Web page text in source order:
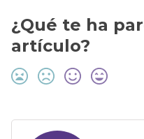
¿Qué te ha
artículo?